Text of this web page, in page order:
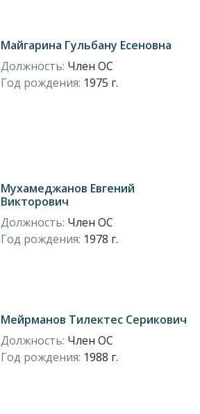
Майгарина Гульбану Есеновна
Должность: Член ОС
Год рождения: 1975 г.
Мухамеджанов Евгений
Викторович
Должность: Член ОС
Год рождения: 1978 г.
Мейрманов Тилектес Серикович
Должность: Член ОС
Год рождения: 1988 г.